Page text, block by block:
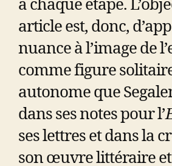
à chaque étape.
article est, donc,
nuance à l’image de
comme figure
autonome que
dans ses notes pour l’
ses lettres et dans la
son œuvre littéraire